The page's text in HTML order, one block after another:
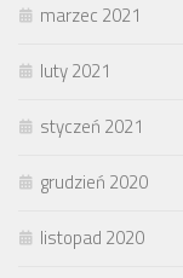
marzec 2021
luty 2021
styczeń 2021
grudzień 2020
listopad 2020